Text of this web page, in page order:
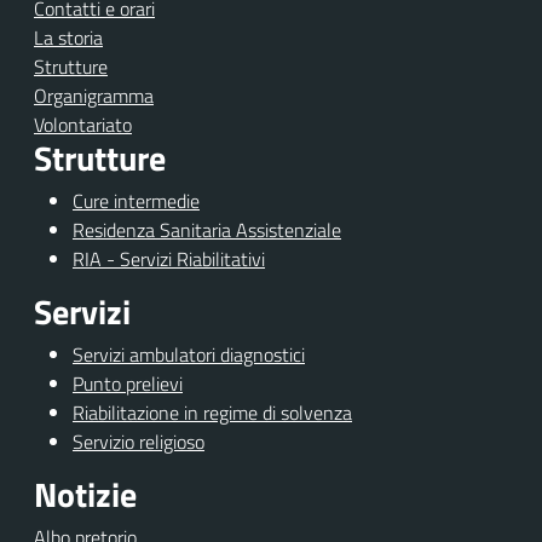
Contatti e orari
La storia
Strutture
Organigramma
Volontariato
Strutture
Cure intermedie
Residenza Sanitaria Assistenziale
RIA - Servizi Riabilitativi
Servizi
Servizi ambulatori diagnostici
Punto prelievi
Riabilitazione in regime di solvenza
Servizio religioso
Notizie